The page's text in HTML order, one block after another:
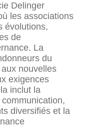
Delinger
les associations
évolutions,
de
La
du
nouvelles
exigences
inclut la
diversifiés et la